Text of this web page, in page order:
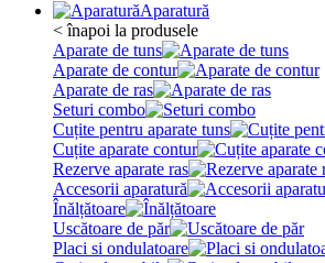
Aparatură
< înapoi la produsele
Aparate de tuns
Aparate de contur
Aparate de ras
Seturi combo
Cuțite pentru aparate tuns
Cuțite aparate contur
Rezerve aparate ras
Accesorii aparatură
Înălțătoare
Uscătoare de păr
Placi si ondulatoare